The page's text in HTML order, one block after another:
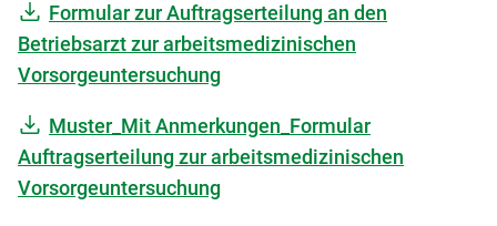
Formular zur Auftragserteilung an den
Betriebsarzt zur arbeitsmedizinischen
Vorsorgeuntersuchung
Muster_Mit Anmerkungen_Formular
Auftragserteilung zur arbeitsmedizinischen
Vorsorgeuntersuchung